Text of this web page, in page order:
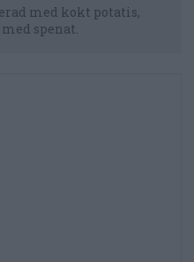
med kokt potatis,
spenat.